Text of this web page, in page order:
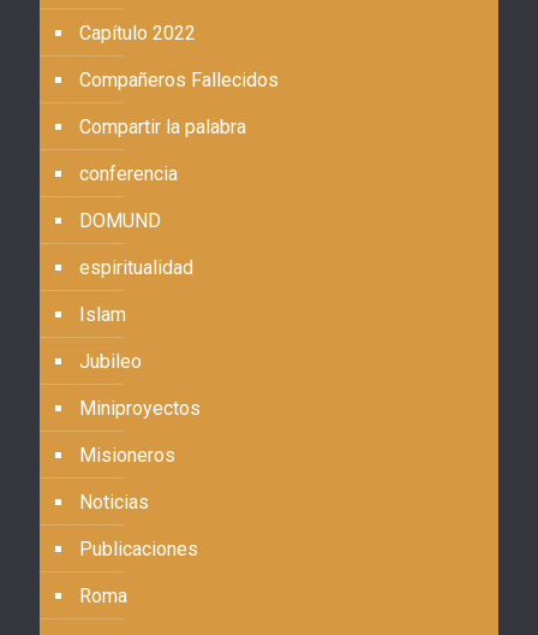
Capítulo 2022
Compañeros Fallecidos
Compartir la palabra
conferencia
DOMUND
espiritualidad
Islam
Jubileo
Miniproyectos
Misioneros
Noticias
Publicaciones
Roma